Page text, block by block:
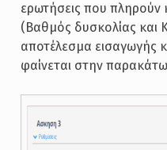
ερωτήσεις που πληρούν
(Βαθμός δυσκολίας και
αποτέλεσμα εισαγωγής
φαίνεται στην